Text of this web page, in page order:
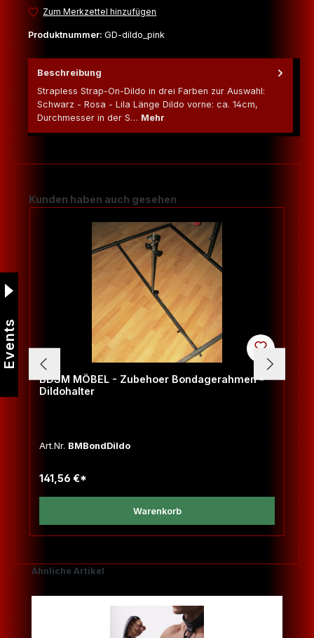
Zum Merkzettel hinzufügen
Produktnummer: GD-dildo_pink
Beschreibung
Strapless Strap-On-Dildo in drei Farben zur Auswahl:
Schwarz - Rosa - Lila Länge Dildo vorne: ca. 14cm,
Durchmesser in der S… Mehr
Produktgalerie überspringen
Kunden haben auch gesehen
BDSM MÖBEL - Zubehoer Bondagerahmen -
Dildohalter
Art.Nr. BMBondDildo
141,56 €*
Warenkorb
Produktgalerie überspringen
Ähnliche Artikel
Events